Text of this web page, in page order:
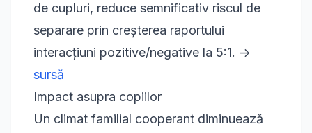
de cupluri, reduce semnificativ riscul de
separare prin creșterea raportului
interacțiuni pozitive/negative la 5:1. ->
sursă
Impact asupra copiilor
Un climat familial cooperant diminuează